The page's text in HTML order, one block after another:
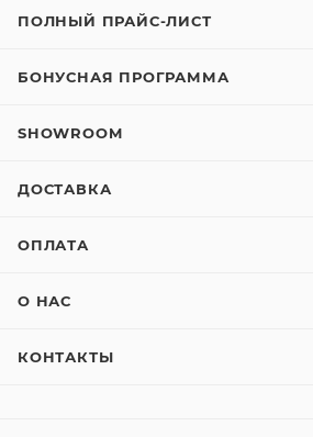
ПОЛНЫЙ ПРАЙС-ЛИСТ
БОНУСНАЯ ПРОГРАММА
SHOWROOM
ДОСТАВКА
ОПЛАТА
О НАС
КОНТАКТЫ